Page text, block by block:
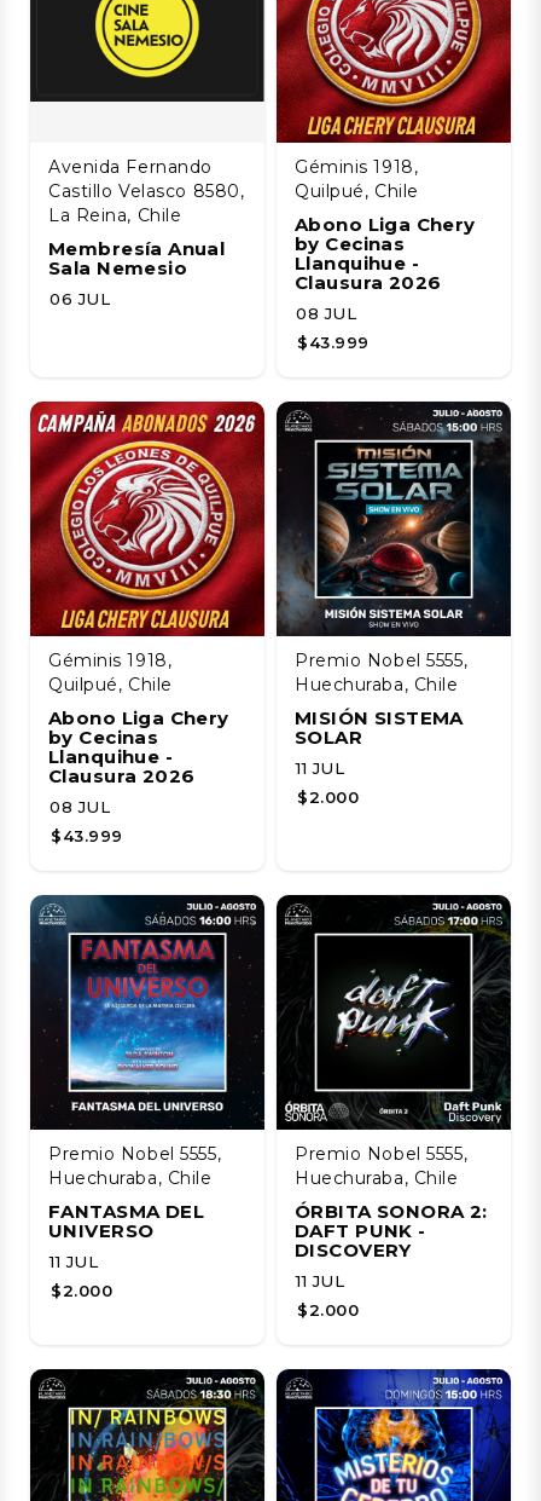
Avenida Fernando
Castillo Velasco 8580,
La Reina, Chile
Membresía Anual
Sala Nemesio
06 JUL
Géminis 1918,
Quilpué, Chile
Abono Liga Chery
by Cecinas
Llanquihue -
Clausura 2026
08 JUL
$43.999
Géminis 1918,
Quilpué, Chile
Abono Liga Chery
by Cecinas
Llanquihue -
Clausura 2026
08 JUL
$43.999
Premio Nobel 5555,
Huechuraba, Chile
MISIÓN SISTEMA
SOLAR
11 JUL
$2.000
Premio Nobel 5555,
Huechuraba, Chile
FANTASMA DEL
UNIVERSO
11 JUL
$2.000
Premio Nobel 5555,
Huechuraba, Chile
ÓRBITA SONORA 2:
DAFT PUNK -
DISCOVERY
11 JUL
$2.000